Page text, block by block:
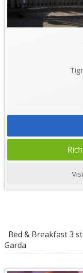
Bed & Breakfast 3
Garda